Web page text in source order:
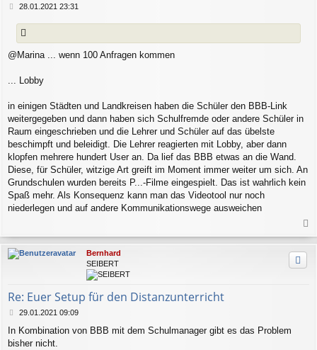
B
i
a
28.01.2021 23:31
@Marina ... wenn 100 Anfragen kommen
... Lobby
in einigen Städten und Landkreisen haben die Schüler den BBB-Link
weitergegeben und dann haben sich Schulfremde oder andere Schüler in
Raum eingeschrieben und die Lehrer und Schüler auf das übelste
beschimpft und beleidigt. Die Lehrer reagierten mit Lobby, aber dann
klopfen mehrere hundert User an. Da lief das BBB etwas an die Wand.
Diese, für Schüler, witzige Art greift im Moment immer weiter um sich. An
Grundschulen wurden bereits P...-Filme eingespielt. Das ist wahrlich kein
Spaß mehr. Als Konsequenz kann man das Videotool nur noch
niederlegen und auf andere Kommunikationswege ausweichen
a
c
Bernhard
SEIBERT
Re: Euer Setup für den Distanzunterricht
B
t
29.01.2021 09:09
In Kombination von BBB mit dem Schulmanager gibt es das Problem
bisher nicht.